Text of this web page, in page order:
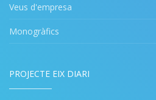
Veus d'empresa
Monogràfics
PROJECTE EIX DIARI